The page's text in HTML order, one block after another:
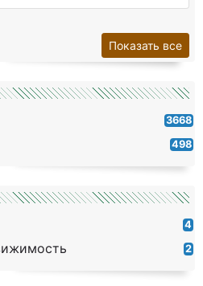
3668
498
4
2
Показать все